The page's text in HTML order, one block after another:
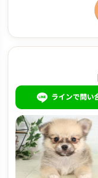
ラインで問い